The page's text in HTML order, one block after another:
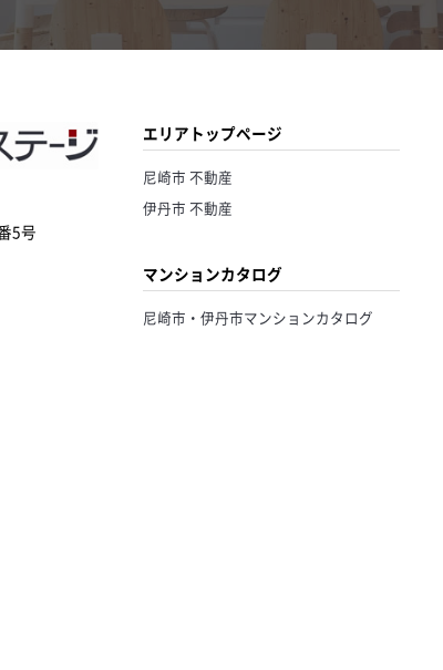
5号
エリアトップページ
尼崎市 不動産
伊丹市 不動産
マンションカタログ
尼崎市・伊丹市マンションカタログ